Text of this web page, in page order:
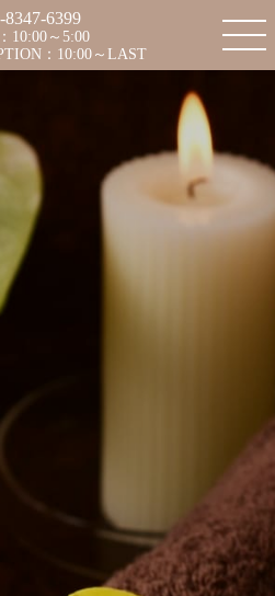
8347-6399
10:00～5:00
：10:00～LAST